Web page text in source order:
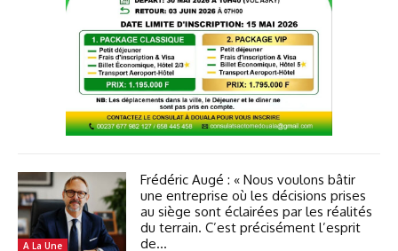
A La Une
Frédéric Augé : « Nous voulons bâtir
une entreprise où les décisions prises
au siège sont éclairées par les réalités
du terrain. C’est précisément l’esprit
de...